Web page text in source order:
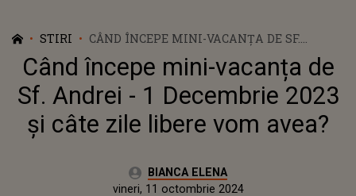
STIRI
CÂND ÎNCEPE MINI-VACANȚA DE SF.
ANDREI - 1 DECEMBRIE 2023 ȘI CÂTE ZILE
LIBERE VOM AVEA?
Când începe mini-vacanța de
Sf. Andrei - 1 Decembrie 2023
și câte zile libere vom avea?
Autor:BIANCA ELENA
miercuri, 11 octombrie 2023
Actualizat:
vineri, 11 octombrie 2024